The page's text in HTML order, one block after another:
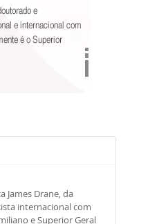
James Drane, da
internacional com
e Superior Geral